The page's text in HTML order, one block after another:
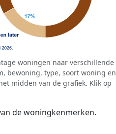
woningen naar verschillende
bewoning, type, soort woning en
midden van de grafiek. Klik op
de woningkenmerken.